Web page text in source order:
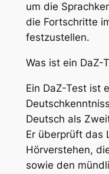
um die
die Fortschritte
festzustellen.
Was ist ein DaZ-
Ein DaZ-Test ist
Deutsch als
Er überprüft das
Hörverstehen,
sowie den